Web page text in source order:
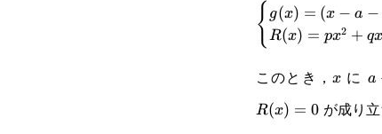
{ g(x) = (x − a −
R(x) = px2 + qx
このとき，x
x に a
R(x) = 0が成り立